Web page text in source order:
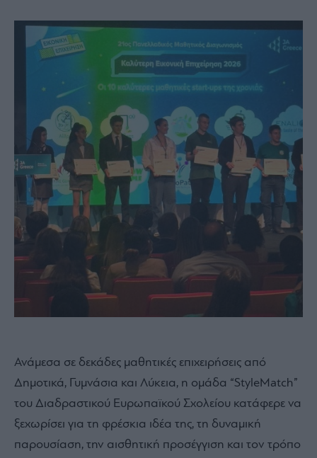
Ανάμεσα σε δεκάδες μαθητικές επιχειρήσεις από
Δημοτικά, Γυμνάσια και Λύκεια, η ομάδα “StyleMatch”
του Διαδραστικού Ευρωπαϊκού Σχολείου κατάφερε να
ξεχωρίσει για τη φρέσκια ιδέα της, τη δυναμική
παρουσίαση, την αισθητική προσέγγιση και τον τρόπο